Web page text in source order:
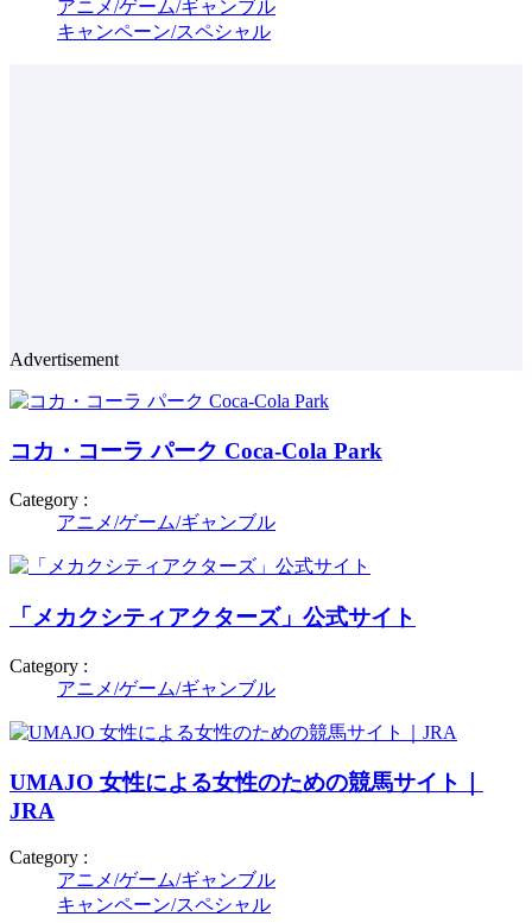
アニメ/ゲーム/ギャンブル
キャンペーン/スペシャル
Advertisement
コカ・コーラ パーク Coca-Cola Park
Category :
アニメ/ゲーム/ギャンブル
「メカクシティアクターズ」公式サイト
Category :
アニメ/ゲーム/ギャンブル
UMAJO 女性による女性のための競馬サイト｜
JRA
Category :
アニメ/ゲーム/ギャンブル
キャンペーン/スペシャル